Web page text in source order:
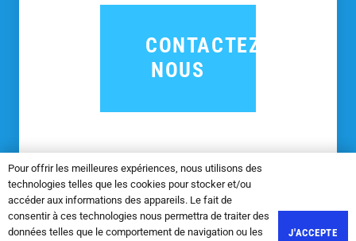
CONTACTEZ-
NOUS
Livre Les enfants extraordinaires
Pour offrir les meilleures expériences, nous utilisons des
technologies telles que les cookies pour stocker et/ou
accéder aux informations des appareils. Le fait de
consentir à ces technologies nous permettra de traiter des
données telles que le comportement de navigation ou les
J'ACCEPTE